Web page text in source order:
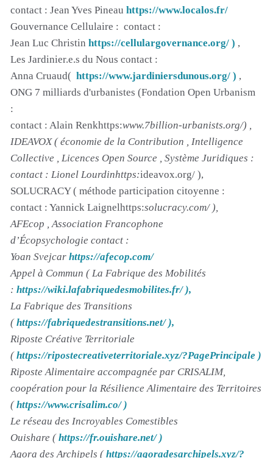
contact : Jean Yves Pineau https://www.localos.fr/
Gouvernance Cellulaire : contact :
Jean Luc Christin https://cellulargovernance.org/ ) ,
Les Jardinier.e.s du Nous contact :
Anna Cruaud( https://www.jardiniersdunous.org/ ) ,
ONG 7 milliards d'urbanistes (Fondation Open Urbanism
:
contact : Alain Renkhttps:www.7billion-urbanists.org/) ,
IDEAVOX ( économie de la Contribution , Intelligence
Collective , Licences Open Source , Système Juridiques :
contact : Lionel Lourdinhttps:ideavox.org/ ),
SOLUCRACY ( méthode participation citoyenne :
contact : Yannick Laignelhttps:solucracy.com/ ),
AFEcop , Association Francophone
d’Écopsychologie contact :
Yoan Svejcar https://afecop.com/
Appel à Commun ( La Fabrique des Mobilités
: https://wiki.lafabriquedesmobilites.fr/ ),
La Fabrique des Transitions
(https://fabriquedestransitions.net/ ),
Riposte Créative Territoriale
(https://ripostecreativeterritoriale.xyz/?PagePrincipale )
Riposte Alimentaire accompagnée par CRISALIM,
coopération pour la Résilience Alimentaire des Territoires
(https://www.crisalim.co/ )
Le réseau des Incroyables Comestibles
Ouishare (https://fr.ouishare.net/ )
Agora des Archipels (https://agoradesarchipels.xyz/?